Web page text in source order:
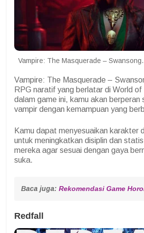
Vampire: The Masquerade –
Vampire: The Masquerade –
RPG naratif yang berlatar di World
dalam game ini, kamu akan berperan
vampir dengan kemampuan yang
Kamu dapat menyesuaikan karakter
untuk meningkatkan disiplin dan
mereka agar sesuai dengan gaya
suka.
Baca juga: Rekomendasi Game
Redfall